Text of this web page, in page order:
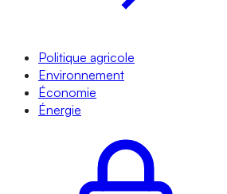
Politique agricole
Environnement
Économie
Énergie